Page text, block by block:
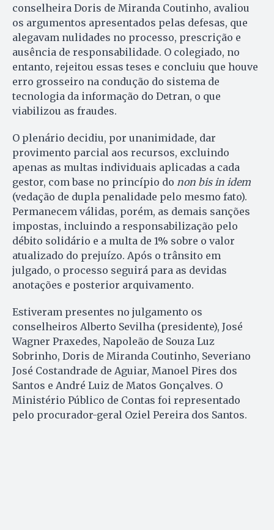
conselheira Doris de Miranda Coutinho, avaliou
os argumentos apresentados pelas defesas, que
alegavam nulidades no processo, prescrição e
ausência de responsabilidade. O colegiado, no
entanto, rejeitou essas teses e concluiu que houve
erro grosseiro na condução do sistema de
tecnologia da informação do Detran, o que
viabilizou as fraudes.
O plenário decidiu, por unanimidade, dar
provimento parcial aos recursos, excluindo
apenas as multas individuais aplicadas a cada
gestor, com base no princípio do non bis in idem
(vedação de dupla penalidade pelo mesmo fato).
Permanecem válidas, porém, as demais sanções
impostas, incluindo a responsabilização pelo
débito solidário e a multa de 1% sobre o valor
atualizado do prejuízo. Após o trânsito em
julgado, o processo seguirá para as devidas
anotações e posterior arquivamento.
Estiveram presentes no julgamento os
conselheiros Alberto Sevilha (presidente), José
Wagner Praxedes, Napoleão de Souza Luz
Sobrinho, Doris de Miranda Coutinho, Severiano
José Costandrade de Aguiar, Manoel Pires dos
Santos e André Luiz de Matos Gonçalves. O
Ministério Público de Contas foi representado
pelo procurador-geral Oziel Pereira dos Santos.